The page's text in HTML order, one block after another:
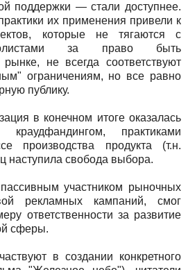
поддержки — стали доступнее.
их применения привели к
которые не тягаются с
за право быть
не всегда соответствуют
ограничениям, но все равно
публику.
в конечном итоге оказалась
практиками
производства продукта (т.н.
наступила свобода выбора.
участником рыночных
рекламных кампаний, смог
ответственности за развитие
сферы.
в создании конкретного